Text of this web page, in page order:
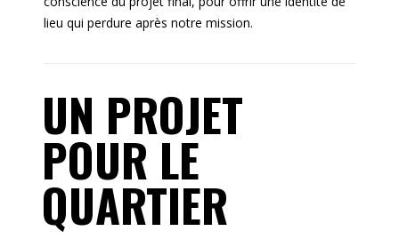
lieu qui perdure après notre mission.
UN PROJET
POUR LE
QUARTIER